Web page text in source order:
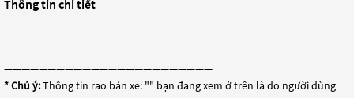
Thông tin chi tiết
————————————————————————
* Chú ý:Thông tin rao bán xe: "" bạn đang xem ở trên là do người dùng